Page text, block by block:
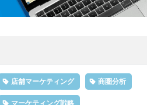
店舗マーケティング 商圏分析
マーケティング戦略